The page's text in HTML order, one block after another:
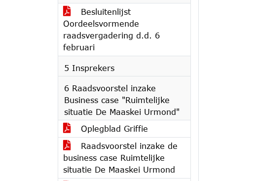
Besluitenlijst
Oordeelsvormende
raadsvergadering d.d. 6
februari
5 Insprekers
6 Raadsvoorstel inzake
Business case "Ruimtelijke
situatie De Maaskei Urmond"
Oplegblad Griffie
Raadsvoorstel inzake de
business case Ruimtelijke
situatie De Maaskei Urmond